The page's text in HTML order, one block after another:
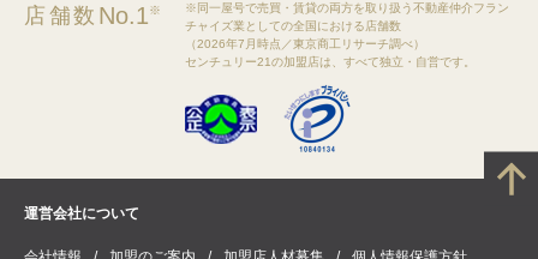
店舗数 No.1※
※同一屋号で売買・賃貸の両方を取り扱う不動産仲介フラン
チャイズ業としての全国における店舗数
（2026年7月時点／東京商工リサーチ調べ）
センチュリー21の加盟店は、すべて独立・自営です。
運営会社について